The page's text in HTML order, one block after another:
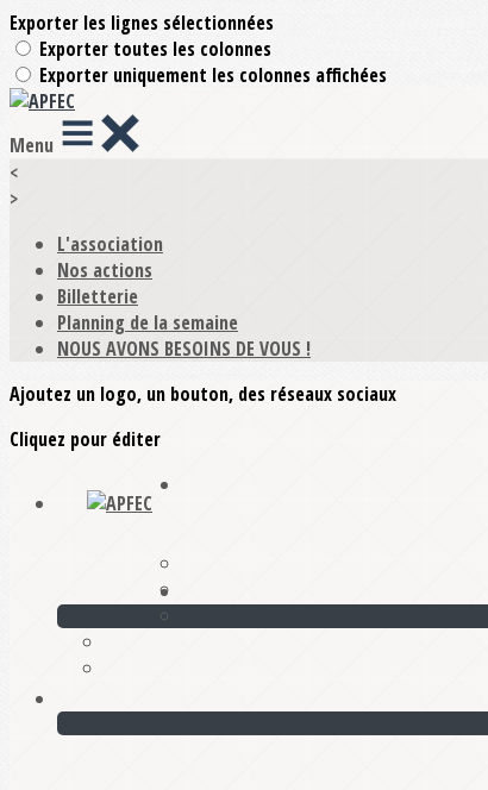
Exporter les lignes sélectionnées
Exporter toutes les colonnes
Exporter uniquement les colonnes affichées
Menu
<
>
L'association
Nos actions
Billetterie
Planning de la semaine
NOUS AVONS BESOINS DE VOUS !
Ajoutez un logo, un bouton, des réseaux sociaux
Cliquez pour éditer